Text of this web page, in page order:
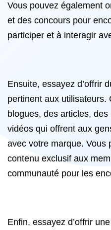
Vous pouvez également
et des concours pour
participer et à interagir
Ensuite, essayez d’offrir
pertinent aux utilisateurs.
blogues, des articles,
vidéos qui offrent aux
avec votre marque. Vous
contenu exclusif aux
communauté pour les
Enfin, essayez d’offrir